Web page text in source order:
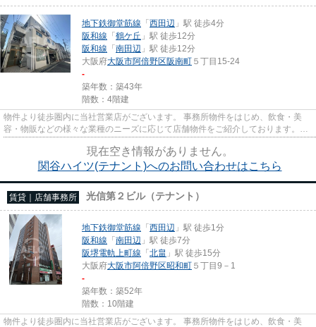
地下鉄御堂筋線 「西田辺 」駅 徒歩4分
阪和線 「鶴ケ丘 」駅 徒歩12分
阪和線 「南田辺 」駅 徒歩12分
大阪府大阪市阿倍野区阪南町 ５丁目15-24
-
築年数：築43年
階数：4階建
物件より徒歩圏内に当社営業店がございます。 事務所物件をはじめ、飲食・美
容・物販などの様々な業種のニーズに応じて店舗物件をご紹介しております。
尚、弊社ではおとり広告は一切...
現在空き情報がありません。
関谷ハイツ(テナント)へのお問い合わせはこちら
賃貸｜店舗事務所 光信第２ビル（テナント）
地下鉄御堂筋線 「西田辺 」駅 徒歩1分
阪和線 「南田辺 」駅 徒歩7分
阪堺電軌上町線 「北畠 」駅 徒歩15分
大阪府大阪市阿倍野区昭和町 ５丁目9－1
-
築年数：築52年
階数：10階建
物件より徒歩圏内に当社営業店がございます。 事務所物件をはじめ、飲食・美